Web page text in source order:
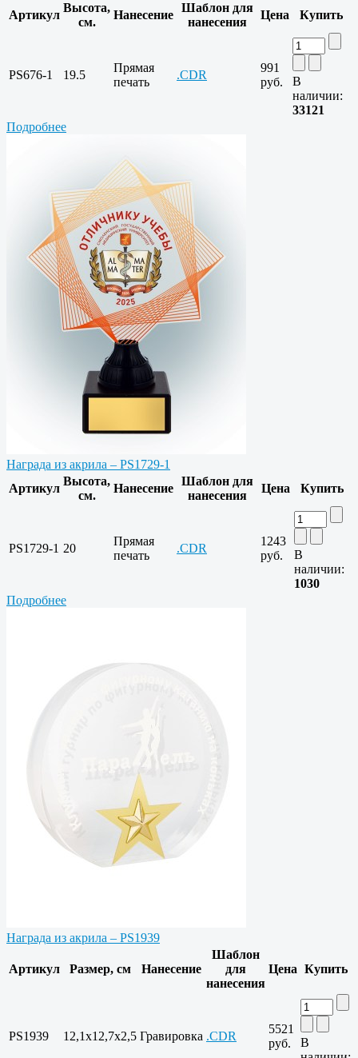
Артикул
Высота,
см.
Нанесение
Шаблон для
нанесения
Цена Купить
PS676-1 19.5
Прямая
печать
.CDR
991
руб.
В
наличии:
33121
Подробнее
Награда из акрила – PS1729-1
Артикул
Высота,
см.
Нанесение
Шаблон для
нанесения
Цена Купить
PS1729-1 20
Прямая
печать
.CDR
1243
руб.
В
наличии:
1030
Подробнее
Награда из акрила – PS1939
Артикул Размер, см Нанесение
Шаблон
для
нанесения
Цена Купить
PS1939 12,1х12,7х2,5 Гравировка .CDR
5521
руб.
В